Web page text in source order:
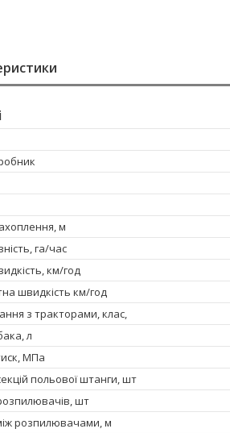
м
га/час
км/год
швидкість км/год
з тракторами, клас,
л
МПа
польової штанги, шт
шт
розпилювачами, м